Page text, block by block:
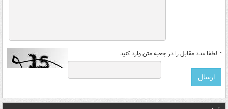
* لطفا عدد مقابل را در جعبه متن وارد کنید